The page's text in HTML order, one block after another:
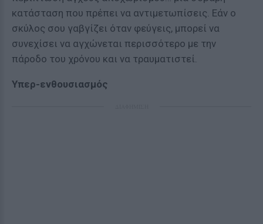
κατάσταση που πρέπει να αντιμετωπίσεις. Εάν ο
σκύλος σου γαβγίζει όταν φεύγεις, μπορεί να
συνεχίσει να αγχώνεται περισσότερο με την
πάροδο του χρόνου και να τραυματιστεί.
Υπερ-ενθουσιασμός